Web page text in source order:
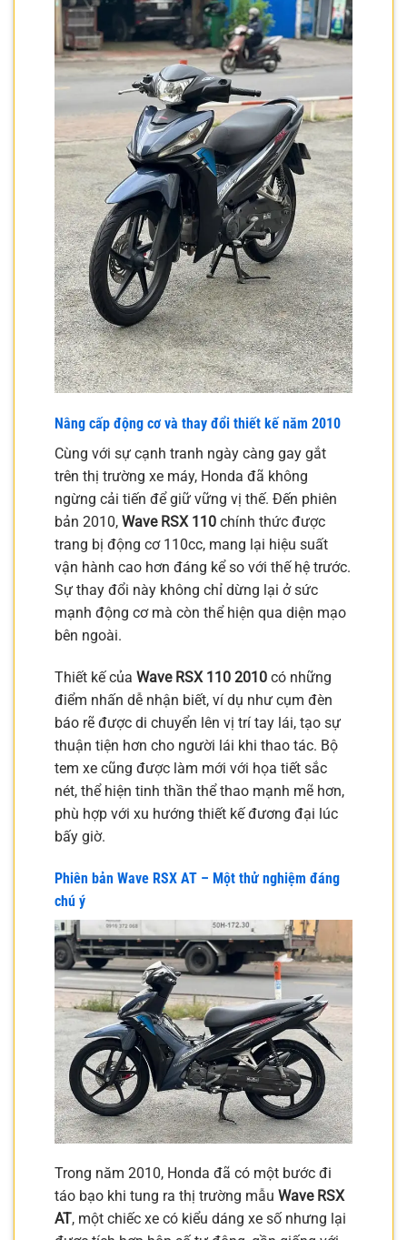
Nâng cấp động cơ và thay đổi thiết kế năm 2010
Cùng với sự cạnh tranh ngày càng gay gắt
trên thị trường xe máy, Honda đã không
ngừng cải tiến để giữ vững vị thế. Đến phiên
bản 2010, Wave RSX 110 chính thức được
trang bị động cơ 110cc, mang lại hiệu suất
vận hành cao hơn đáng kể so với thế hệ trước.
Sự thay đổi này không chỉ dừng lại ở sức
mạnh động cơ mà còn thể hiện qua diện mạo
bên ngoài.
Thiết kế của Wave RSX 110 2010 có những
điểm nhấn dễ nhận biết, ví dụ như cụm đèn
báo rẽ được di chuyển lên vị trí tay lái, tạo sự
thuận tiện hơn cho người lái khi thao tác. Bộ
tem xe cũng được làm mới với họa tiết sắc
nét, thể hiện tinh thần thể thao mạnh mẽ hơn,
phù hợp với xu hướng thiết kế đương đại lúc
bấy giờ.
Phiên bản Wave RSX AT – Một thử nghiệm đáng
chú ý
Trong năm 2010, Honda đã có một bước đi
táo bạo khi tung ra thị trường mẫu Wave RSX
AT, một chiếc xe có kiểu dáng xe số nhưng lại